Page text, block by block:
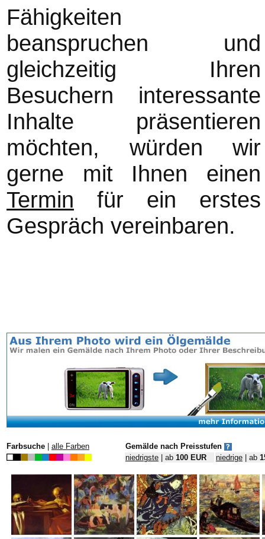
Fähigkeiten
beanspruchen und
gleichzeitig Ihren
Besuchern interessante
Inhalte präsentieren
möchten, würden wir
gerne mit Ihnen einen
Termin für ein erstes
Gespräch vereinbaren.
Farbsuche alle Farben
Gemälde nach Preisstufen
niedrigste | ab 100 EUR niedrige | ab